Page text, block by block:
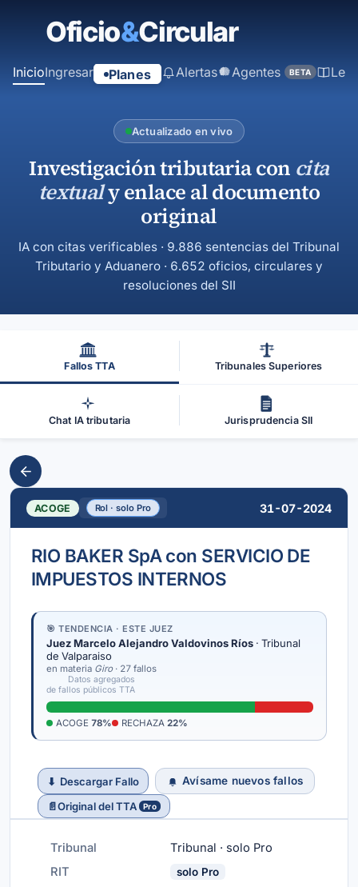
principal
InicioIngresar Planes Alertas Agentes BETA
Actualizado en vivo
Investigación tributaria con cita
textualy enlace al documento
original
IA con citas verificables · 9.886 sentencias del Tribunal
Tributario y Aduanero · 6.652 oficios, circulares y
resoluciones del SII
Fallos TTA Tribunales Superiores
Chat IA tributaria Jurisprudencia SII
ACOGE Rol · solo Pro 31-07-2024
RIO BAKER SpA con SERVICIO DE
IMPUESTOS INTERNOS
🎯 TENDENCIA · ESTE JUEZ
Juez Marcelo Alejandro Valdovinos Ríos · Tribunal
de Valparaiso
en materia Giro· 27 fallos
Datos agregados
de fallos públicos TTA
ACOGE 78% RECHAZA 22%
⬇ Descargar Fallo
Avísame nuevos fallos
📄Original del TTA Pro
Tribunal
Tribunal · solo Pro
RIT
solo Pro